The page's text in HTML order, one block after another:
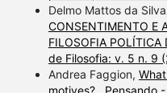
Delmo Mattos da
CONSENTIMENTO E
FILOSOFIA POLÍTICA
de Filosofia: v. 5 n. 9
Andrea Faggion,